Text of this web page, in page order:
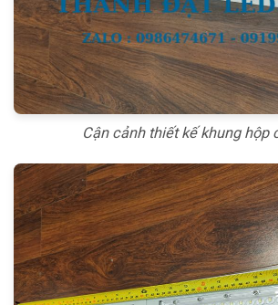
Cận cảnh thiết kế khung hộp